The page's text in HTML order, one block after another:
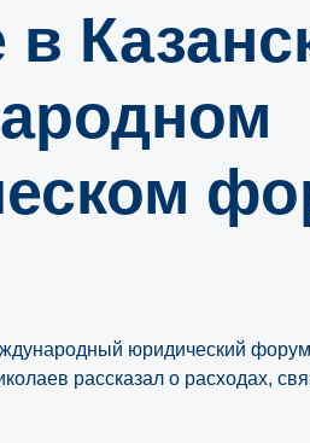
в
юридический
рассказал о расходах,